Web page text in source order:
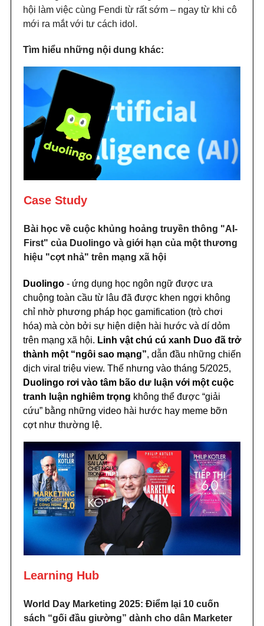
hội làm việc cùng Fendi từ rất sớm – ngay từ khi cô
mới ra mắt với tư cách idol.
Tìm hiểu những nội dung khác:
Case Study
Bài học về cuộc khủng hoảng truyền thông "AI-
First" của Duolingo và giới hạn của một thương
hiệu "cợt nhả" trên mạng xã hội
Duolingo - ứng dụng học ngôn ngữ được ưa
chuộng toàn cầu từ lâu đã được khen ngợi không
chỉ nhờ phương pháp học gamification (trò chơi
hóa) mà còn bởi sự hiện diện hài hước và dí dỏm
trên mạng xã hội. Linh vật chú cú xanh Duo đã trở
thành một “ngôi sao mạng”, dẫn đầu những chiến
dịch viral triệu view. Thế nhưng vào tháng 5/2025,
Duolingo rơi vào tâm bão dư luận với một cuộc
tranh luận nghiêm trọng không thể được “giải
cứu” bằng những video hài hước hay meme bỡn
cợt như thường lệ.
Learning Hub
World Day Marketing 2025: Điểm lại 10 cuốn
sách “gối đầu giường” dành cho dân Marketer